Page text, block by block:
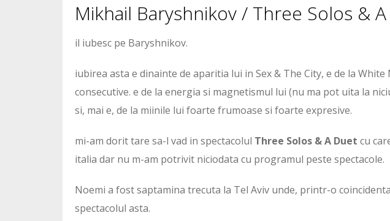
Mikhail Baryshnikov / Three Solos &
il iubesc pe Baryshnikov.
iubirea asta e dinainte de aparitia lui in Sex & The City, e de la
consecutive. e de la energia si magnetismul lui (nu ma pot uita la
si, mai e, de la miinile lui foarte frumoase si foarte expresive.
mi-am dorit tare sa-l vad in spectacolul Three Solos & A Duet cu
italia dar nu m-am potrivit niciodata cu programul peste spectacole.
Noemi a fost saptamina trecuta la Tel Aviv unde, printr-o
spectacolul asta.